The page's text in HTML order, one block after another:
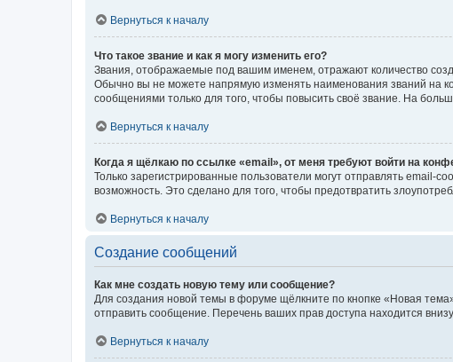
Вернуться к началу
Что такое звание и как я могу изменить его?
Звания, отображаемые под вашим именем, отражают количество
Обычно вы не можете напрямую изменять наименования званий на
сообщениями только для того, чтобы повысить своё звание. На
Вернуться к началу
Когда я щёлкаю по ссылке «email», от меня требуют войти на
Только зарегистрированные пользователи могут отправлять email-
возможность. Это сделано для того, чтобы предотвратить
Вернуться к началу
Создание сообщений
Как мне создать новую тему или сообщение?
Для создания новой темы в форуме щёлкните по кнопке «Новая
отправить сообщение. Перечень ваших прав доступа находится
Вернуться к началу